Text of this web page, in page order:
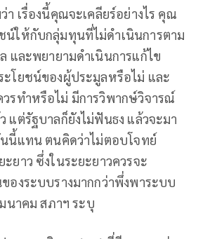
า เรื่องนี้คุณจะเคลียร์อย่างไร คุณ
น์ให้กับกลุ่มทุนที่ไม่ดำเนินการตาม
และพยายามดำเนินการแก้ไข
โยชน์ของผู้ประมูลหรือไม่ และ
รทำหรือไม่ มีการวิพากษ์วิจารณ์
แต่รัฐบาลก็ยังไม่ฟันธง แล้วจะมา
นนี้แทน ตนคิดว่าไม่ตอบโจทย์
ยาว ซึ่งในระยะยาวควรจะ
องระบบรางมากกว่าพึ่งพาระบบ
นาคม สภาฯ ระบุ